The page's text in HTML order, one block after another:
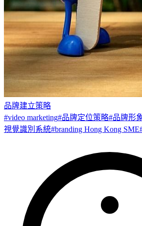
品牌建立策略
#video marketing#品牌定位策略#品牌形
視覺識別系統#branding Hong Kong SME